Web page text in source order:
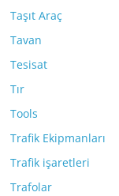
Taşıt Araç
Tavan
Tesisat
Tır
Tools
Trafik Ekipmanları
Trafik işaretleri
Trafolar